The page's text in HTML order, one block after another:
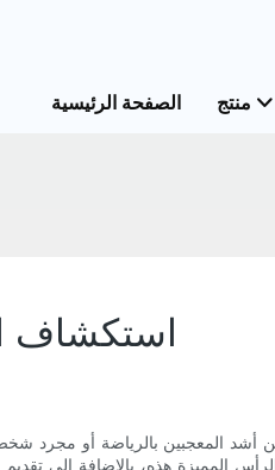
الصفحة الرئيسية منتج
استكشاف
المعجبين بالرياضة أو مجرد شخص